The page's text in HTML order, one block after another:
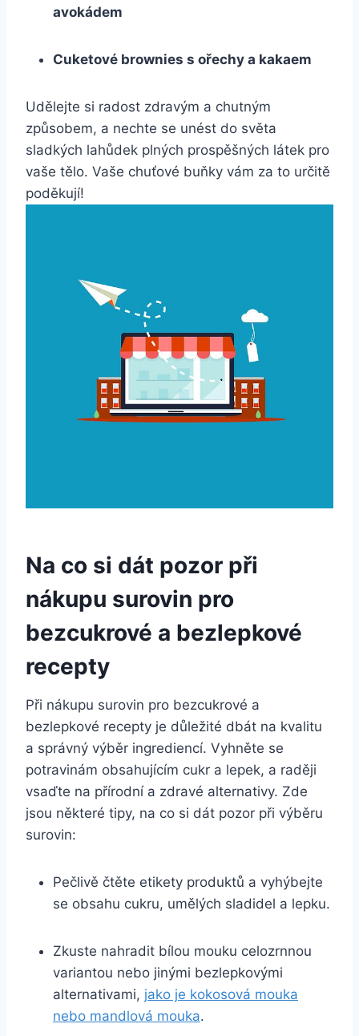
avokádem
Cuketové brownies s ořechy a kakaem
Udělejte ⁣si radost zdravým a chutným
způsobem, a nechte se unést do světa
sladkých lahůdek plných prospěšných látek pro
vaše tělo. Vaše chuťové buňky vám za to určitě
poděkují!
Na co si dát pozor při
nákupu surovin pro⁣
bezcukrové a bezlepkové
recepty
Při nákupu surovin pro bezcukrové a
bezlepkové ​recepty je důležité dbát na kvalitu
a správný výběr ingrediencí. Vyhněte se
potravinám obsahujícím cukr a lepek, a raději
vsaďte na‌ přírodní a zdravé alternativy. Zde
jsou některé tipy,⁣ na co si dát pozor ⁣při výběru
surovin:
Pečlivě čtěte etikety produktů a vyhýbejte
⁢se obsahu cukru,‍ umělých sladidel a lepku.
Zkuste‍ nahradit bílou mouku celozrnnou
variantou nebo jinými bezlepkovými
⁤alternativami, jako je kokosová mouka
nebo mandlová mouka.